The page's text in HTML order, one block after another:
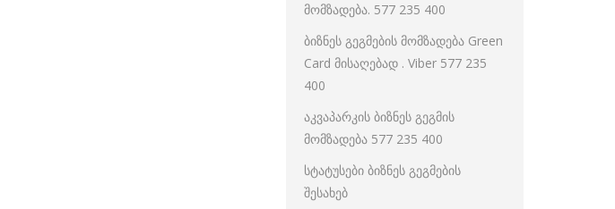
მომზადება. 577 235 400
ბიზნეს გეგმების მომზადება Green
Card მისაღებად . Viber 577 235
400
აკვაპარკის ბიზნეს გეგმის
მომზადება 577 235 400
სტატუსები ბიზნეს გეგმების
შესახებ